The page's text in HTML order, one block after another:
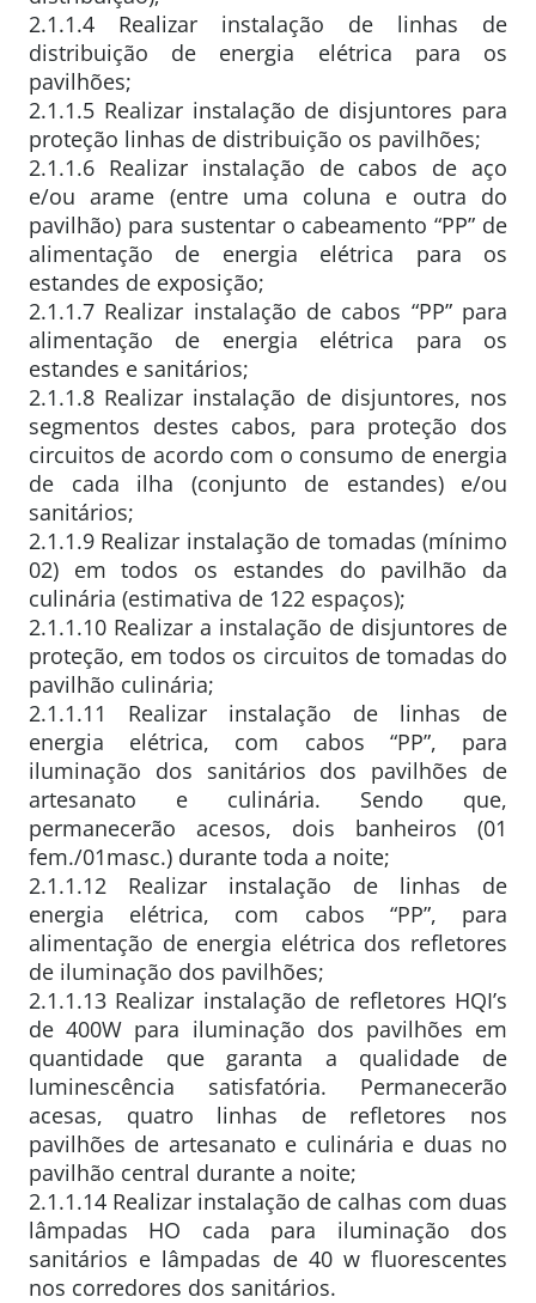
2.1.1.4 Realizar instalação de linhas de
distribuição de energia elétrica para os
pavilhões;
2.1.1.5 Realizar instalação de disjuntores para
proteção linhas de distribuição os pavilhões;
2.1.1.6 Realizar instalação de cabos de aço
e/ou arame (entre uma coluna e outra do
pavilhão) para sustentar o cabeamento “PP” de
alimentação de energia elétrica para os
estandes de exposição;
2.1.1.7 Realizar instalação de cabos “PP” para
alimentação de energia elétrica para os
estandes e sanitários;
2.1.1.8 Realizar instalação de disjuntores, nos
segmentos destes cabos, para proteção dos
circuitos de acordo com o consumo de energia
de cada ilha (conjunto de estandes) e/ou
sanitários;
2.1.1.9 Realizar instalação de tomadas (mínimo
02) em todos os estandes do pavilhão da
culinária (estimativa de 122 espaços);
2.1.1.10 Realizar a instalação de disjuntores de
proteção, em todos os circuitos de tomadas do
pavilhão culinária;
2.1.1.11 Realizar instalação de linhas de
energia elétrica, com cabos “PP”, para
iluminação dos sanitários dos pavilhões de
artesanato e culinária. Sendo que,
permanecerão acesos, dois banheiros (01
fem./01masc.) durante toda a noite;
2.1.1.12 Realizar instalação de linhas de
energia elétrica, com cabos “PP”, para
alimentação de energia elétrica dos refletores
de iluminação dos pavilhões;
2.1.1.13 Realizar instalação de refletores HQI’s
de 400W para iluminação dos pavilhões em
quantidade que garanta a qualidade de
luminescência satisfatória. Permanecerão
acesas, quatro linhas de refletores nos
pavilhões de artesanato e culinária e duas no
pavilhão central durante a noite;
2.1.1.14 Realizar instalação de calhas com duas
lâmpadas HO cada para iluminação dos
sanitários e lâmpadas de 40 w fluorescentes
nos corredores dos sanitários.